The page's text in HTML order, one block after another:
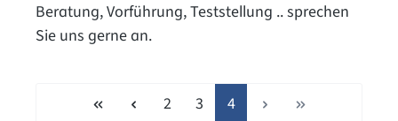
Beratung, Vorführung, Teststellung .. sprechen
Sie uns gerne an.
Seite
2 Seite
3 Seite
4